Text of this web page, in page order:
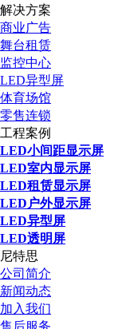
解决方案
商业广告
舞台租赁
监控中心
LED异型屏
体育场馆
零售连锁
工程案例
LED小间距显示屏
LED室内显示屏
LED租赁显示屏
LED户外显示屏
LED异型屏
LED透明屏
尼特思
公司简介
新闻动态
加入我们
售后服务